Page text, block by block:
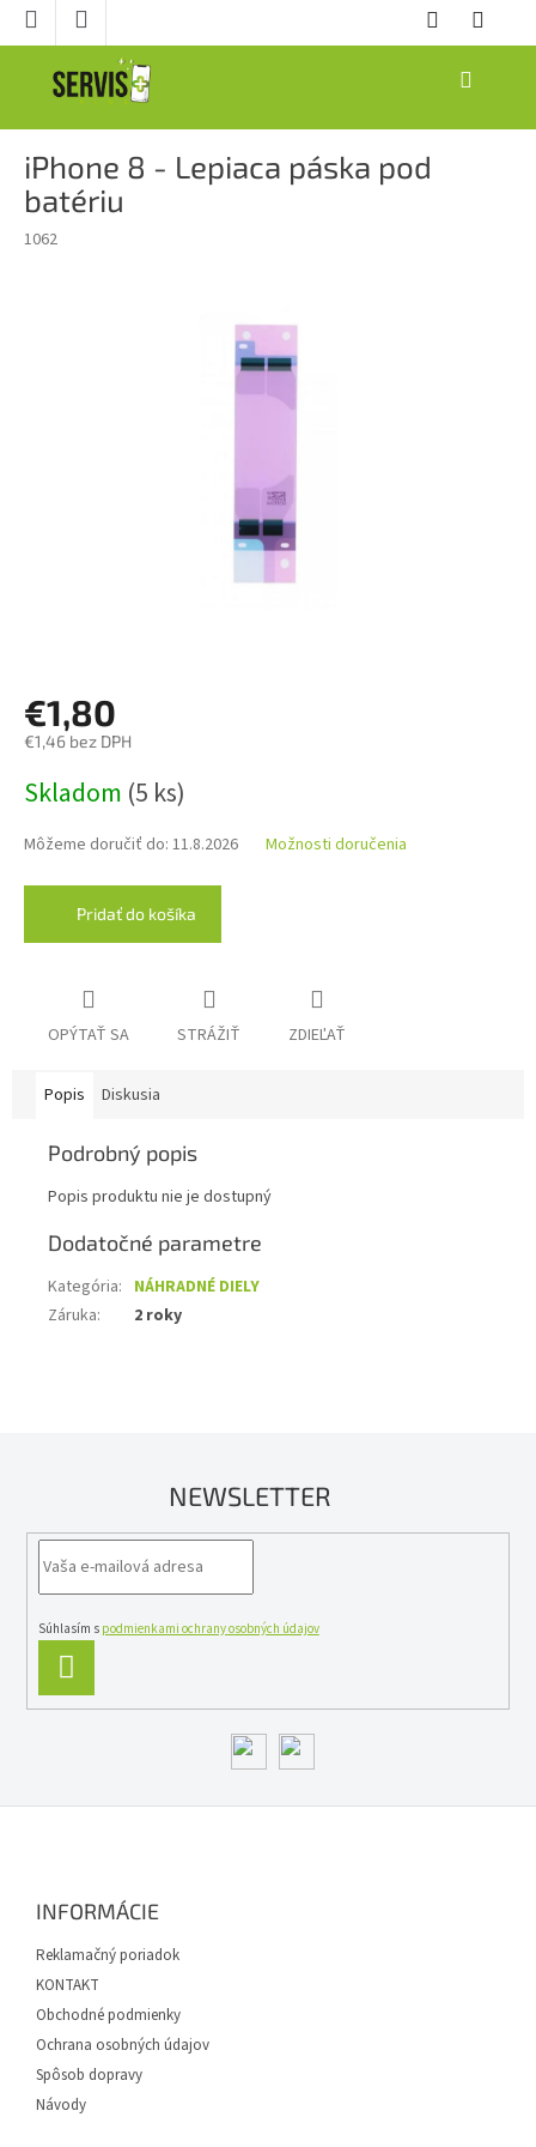
Prejsť
NÁKUPNÝ
iPhone 8 - Lepiaca páska pod
batériu
1062
€1,80
€1,46 bez DPH
cena:
Skladom (5 ks)
Môžeme doručiť do: 11.8.2026 Možnosti doručenia
Pridať do košíka
OPÝTAŤ SA STRÁŽIŤ ZDIEĽAŤ
Popis Diskusia
Podrobný popis
Popis produktu nie je dostupný
Dodatočné parametre
Kategória: NÁHRADNÉ DIELY
Záruka: 2 roky
NEWSLETTER
Súhlasím s podmienkami ochrany osobných údajov
SA
INFORMÁCIE
Reklamačný poriadok
KONTAKT
Obchodné podmienky
Ochrana osobných údajov
Spôsob dopravy
Návody